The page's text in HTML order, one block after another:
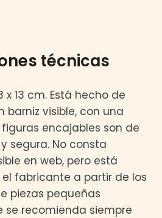
técnicas
x 13 cm. Está hecho de
barniz visible, con una
encajables son de
segura. No consta
en web, pero está
fabricante a partir de los
piezas pequeñas
se recomienda siempre